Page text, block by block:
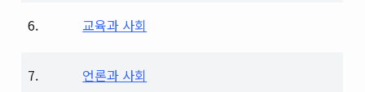
6. 교육과 사회
7. 언론과 사회